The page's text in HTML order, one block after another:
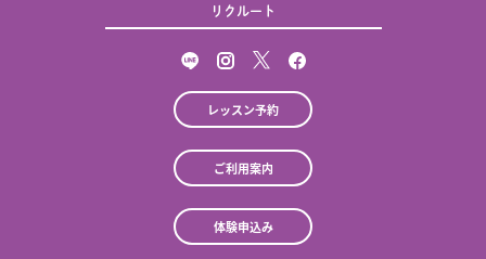
リクルート
レッスン予約
ご利用案内
体験申込み